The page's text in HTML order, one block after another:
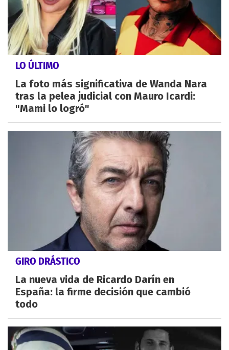
LO ÚLTIMO
La foto más significativa de Wanda Nara
tras la pelea judicial con Mauro Icardi:
"Mami lo logró"
GIRO DRÁSTICO
La nueva vida de Ricardo Darín en
España: la firme decisión que cambió
todo